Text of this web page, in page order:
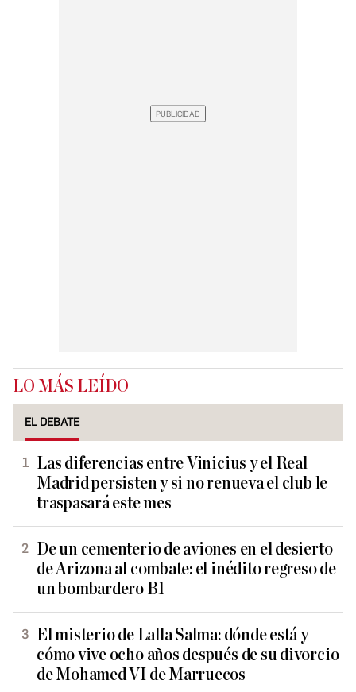
LO MÁS LEÍDO
EL DEBATE
Las diferencias entre Vinicius y el Real
Madrid persisten y si no renueva el club le
traspasará este mes
De un cementerio de aviones en el desierto
de Arizona al combate: el inédito regreso de
un bombardero B1
El misterio de Lalla Salma: dónde está y
cómo vive ocho años después de su divorcio
de Mohamed VI de Marruecos